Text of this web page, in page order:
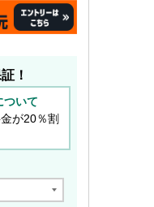
！
ついて
が20％割